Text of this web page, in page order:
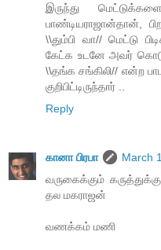
இருந்து
பாண்டியராஜான்தான்,
\\தும்பி வா// மெட்டு
கேட்க உடனே அவர்
\\தங்க சங்கிலி// என்ற
குறிபிட்டிருந்தார் ..
Reply
கானா பிரபா
March
வருகைக்கும்
தல மகராஜன்
வணக்கம் மணி